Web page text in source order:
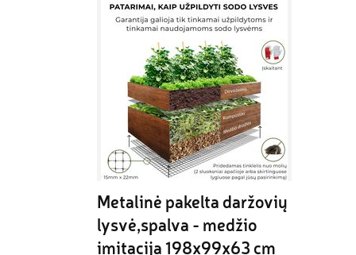
Metalinė pakelta daržovių
lysvė,spalva - medžio
imitacija 198х99х63 cm